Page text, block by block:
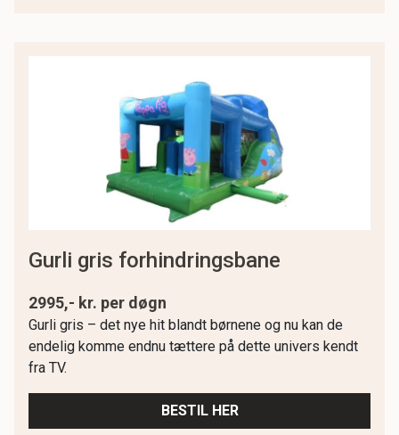
gurli gris forhindringsbane
2995,- kr. per døgn
Gurli gris – det nye hit blandt børnene og nu kan de
endelig komme endnu tættere på dette univers kendt
fra TV.
BESTIL HER